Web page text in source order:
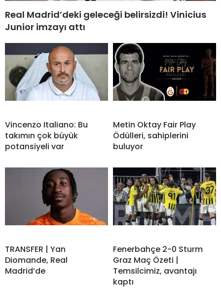
Real Madrid’deki geleceği belirsizdi! Vinicius
Junior imzayı attı
Vincenzo Italiano: Bu
takımın çok büyük
potansiyeli var
Metin Oktay Fair Play
Ödülleri, sahiplerini
buluyor
TRANSFER | Yan
Diomande, Real
Madrid’de
Fenerbahçe 2-0 Sturm
Graz Maç Özeti |
Temsilcimiz, avantajı
kaptı